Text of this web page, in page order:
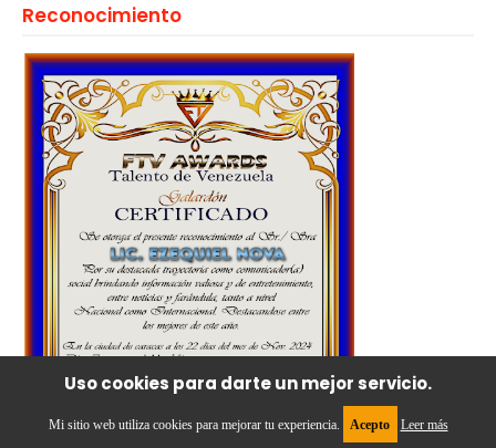
Reconocimiento
Uso cookies para darte un mejor servicio.
Mi sitio web utiliza cookies para mejorar tu experiencia. Acepto Leer más